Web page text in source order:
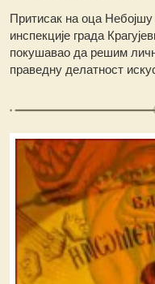
Притисак на оца
инспекције града
покушавао да решим
праведну делатност